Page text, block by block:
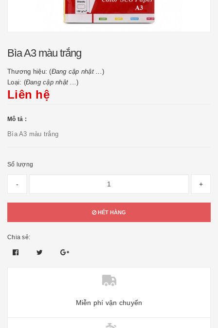
Bìa A3 màu trắng
Thương hiệu: (Đang cập nhật ...)
Loại: (Đang cập nhật ...)
Liên hệ
Mô tả :
Bìa A3 màu trắng
Số lượng
- +
HẾT HÀNG
Chia sẻ:
Miễn phí vận chuyển